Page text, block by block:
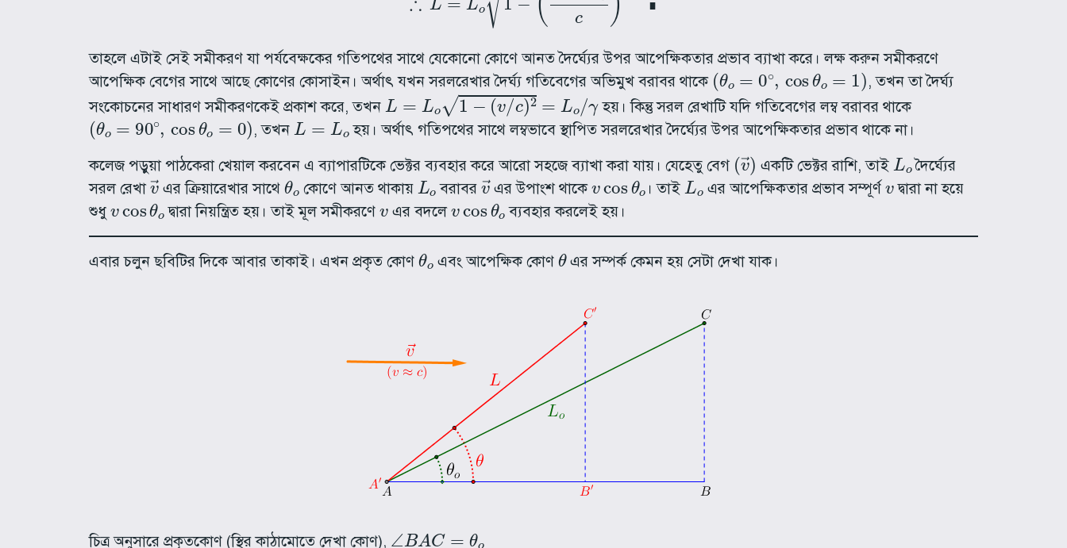
∎
তাহলে এটাই সেই সমীকরণ যা পর্যবেক্ষকের গতিপথের সাথে যেকোনো কোণে আনত দৈর্ঘ্যের উপর আপেক্ষিকতার প্রভাব ব্যাখা করে। লক্ষ করুন সমীকরণে
আপেক্ষিক বেগের সাথে আছে কোণের কোসাইন। অর্থাৎ যখন সরলরেখার দৈর্ঘ্য গতিবেগের অভিমুখ বরাবর থাকে
(θo= 0∘,cosθo = 1
, তখন তা দৈর্ঘ্য
সংকোচনের সাধারণ সমীকরণকেই প্রকাশ করে, তখন
L = L o1 − v/c)2=Lo/γ
হয়। কিন্তু সরল রেখাটি যদি গতিবেগের লম্ব বরাবর থাকে
(θo =90∘, cos θo=0)
, তখন
L=Lo
হয়। অর্থাৎ গতিপথের সাথে লম্বভাবে স্থাপিত সরলরেখার দৈর্ঘ্যের উপর আপেক্ষিকতার প্রভাব থাকে না।
কলেজ পড়ুয়া পাঠকেরা খেয়াল করবেন এ ব্যাপারটিকে ভেক্টর ব্যবহার করে আরো সহজে ব্যাখা করা যায়। যেহেতু বেগ
(v→
একটি ভেক্টর রাশি, তাই
L
দৈর্ঘ্যের
সরল রেখা
v→
এর ক্রিয়ারেখার সাথে
θ o
কোণে আনত থাকায়
Lo
বরাবর
v→
এর উপাংশ থাকে
vcos θo
। তাই
Lo
এর আপেক্ষিকতার প্রভাব সম্পূর্ণ
v
দ্বারা না হয়ে
শুধু
v cos θ o
দ্বারা নিয়ন্ত্রিত হয়। তাই মূল সমীকরণে
v
এর বদলে
v cos θo
ব্যবহার করলেই হয়।
এবার চলুন ছবিটির দিকে আবার তাকাই। এখন প্রকৃত কোণ
θ
এবং আপেক্ষিক কোণ
θ
এর সম্পর্ক কেমন হয় সেটা দেখা যাক।
চিত্র অনুসারে প্রকৃতকোণ (স্থির কাঠামোতে দেখা কোণ),
∠ B A C= o